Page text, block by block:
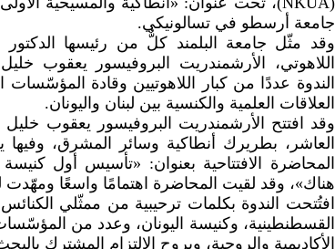
جامعة أرسطو في تسالونيكي.
وقد مثّل جامعة البلمند كلٌّ من رئيسها
اللاهوتي، الأرشمندريت البروفيسور يعقوب
الندوة عددًا من كبار اللاهوتيين وقادة
العلاقات العلمية والكنسية بين لبنان واليونان.
وقد افتتح الأرشمندريت البروفيسور يعقوب خليل
العاشر، بطريرك أنطاكية وسائر المشرق،
المحاضرة الافتتاحية بعنوان: «تأسيس أول
هناك»، وقد لقيت المحاضرة اهتمامًا واسعًا ومهّدت
افتُتحت الندوة بكلمات ترحيبية من ممثّلي
القسطنطينية، وكنيسة اليونان، وعدد من
الأكاديمية والروحية، وبروح الالتزام المشترك